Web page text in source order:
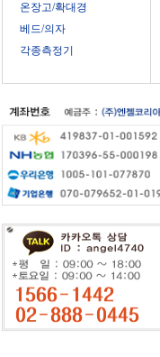
온장고/확대경
베드/의자
각종측정기